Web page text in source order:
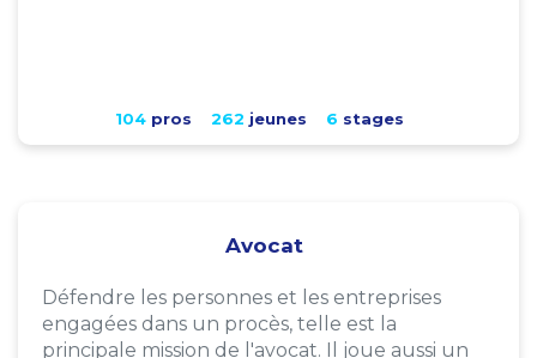
104pros 262 jeunes 6 stages
Avocat
Défendre les personnes et les entreprises
engagées dans un procès, telle est la
principale mission de l'avocat. Il joue aussi un